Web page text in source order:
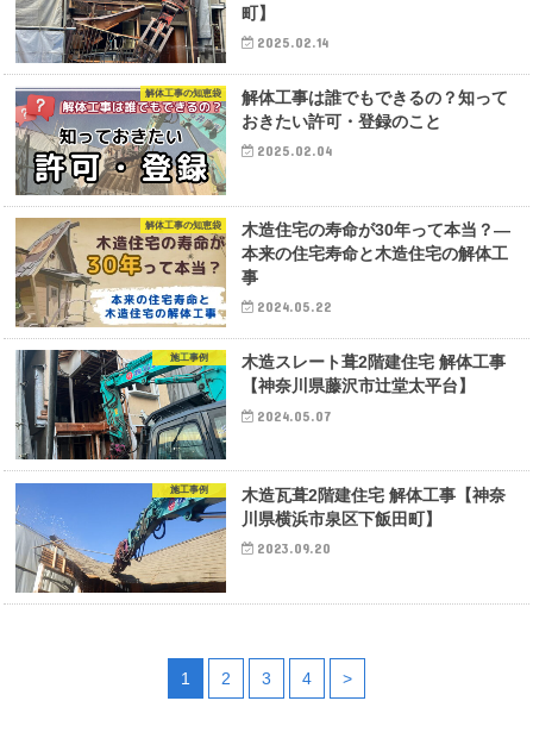
町】
2025.02.14
解体工事の知恵袋
解体工事は誰でもできるの？知って
おきたい許可・登録のこと
2025.02.04
解体工事の知恵袋
木造住宅の寿命が30年って本当？―
本来の住宅寿命と木造住宅の解体工
事
2024.05.22
施工事例
木造スレート葺2階建住宅 解体工事
【神奈川県藤沢市辻堂太平台】
2024.05.07
施工事例
木造瓦葺2階建住宅 解体工事【神奈
川県横浜市泉区下飯田町】
2023.09.20
1 2 3 4 >